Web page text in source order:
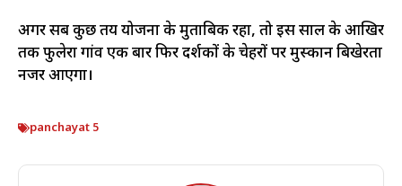
अगर सब कुछ तय योजना के मुताबिक रहा, तो इस साल के आखिर
तक फुलेरा गांव एक बार फिर दर्शकों के चेहरों पर मुस्कान बिखेरता
नजर आएगा।
panchayat 5